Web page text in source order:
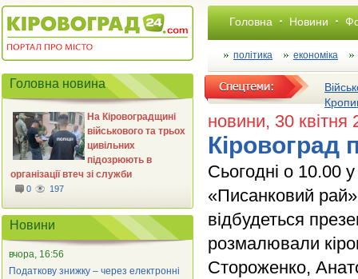
Головна Новини
політика економіка
новини, 30 квітня
Кіровоград
Сьогодні о 10.00
«Писанковий
відбудеться
розмалювали
Стороженко,
Головна новина
На Кіровоградщині
військового та трьох
цивільних
підозрюють в
організації втеч зі служби
0 197
Новини
вчора, 16:56
Податкову знижку – через електронні